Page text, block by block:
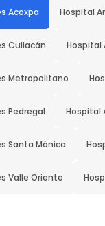
Acoxpa Hospital
Culiacán Hospital
Metropolitano
Pedregal Hospital
Santa Mónica
Valle Oriente